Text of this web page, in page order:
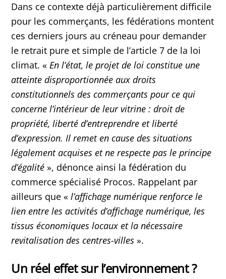
Dans ce contexte déjà particulièrement difficile
pour les commerçants, les fédérations montent
ces derniers jours au créneau pour demander
le retrait pure et simple de l’article 7 de la loi
climat. «En l’état, le projet de loi constitue une
atteinte disproportionnée aux droits
constitutionnels des commerçants pour ce qui
concerne l’intérieur de leur vitrine : droit de
propriété, liberté d’entreprendre et liberté
d’expression. Il remet en cause des situations
légalement acquises et ne respecte pas le principe
d’égalité », dénonce ainsi la fédération du
commerce spécialisé Procos. Rappelant par
ailleurs que «l’affichage numérique renforce le
lien entre les activités d’affichage numérique, les
tissus économiques locaux et la nécessaire
revitalisation des centres-villes ».
Un réel effet sur l’environnement ?